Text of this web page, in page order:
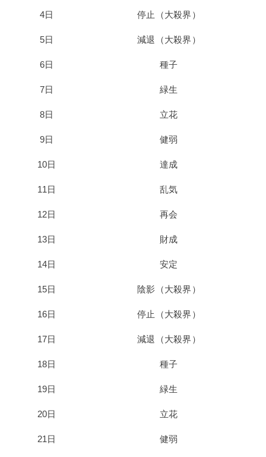
4日 停止（大殺界）
5日 減退（大殺界）
6日 種子
7日 緑生
8日 立花
9日 健弱
10日 達成
11日 乱気
12日 再会
13日 財成
14日 安定
15日 陰影（大殺界）
16日 停止（大殺界）
17日 減退（大殺界）
18日 種子
19日 緑生
20日 立花
21日 健弱